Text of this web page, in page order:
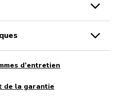
d’entretien
de la garantie